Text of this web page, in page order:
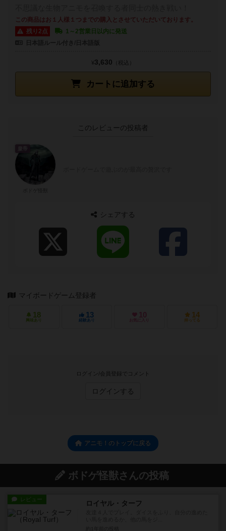
この商品はお１人様１つまでの購入とさせていただいております。
残り2点
1～2営業日以内に発送
カートに追加する
¥3,630 （税込）
このレビューの投稿者
皇帝
シェアする
マイボードゲーム登録者
18
興味あり
13
経験あり
10
お気に入り
14
持ってる
ログイン/会員登録でコメント
ログインする
アニモ！のトップに戻る
ボドゲ怪獣さんの投稿
レビュー ロイヤル・ターフ